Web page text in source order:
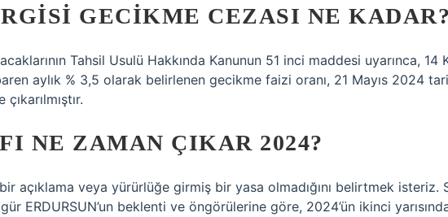
GECIKME CEZASI NE KADAR?
Tahsil Usulü Hakkında Kanunun 51 inci maddesi uyarınca, 14
aylık % 3,5 olarak belirlenen gecikme faizi oranı, 21 Mayıs 2024
NE ZAMAN ÇIKAR 2024?
açıklama veya yürürlüğe girmiş bir yasa olmadığını belirtmek isteriz.
ERDURSUN’un beklenti ve öngörülerine göre, 2024’ün ikinci